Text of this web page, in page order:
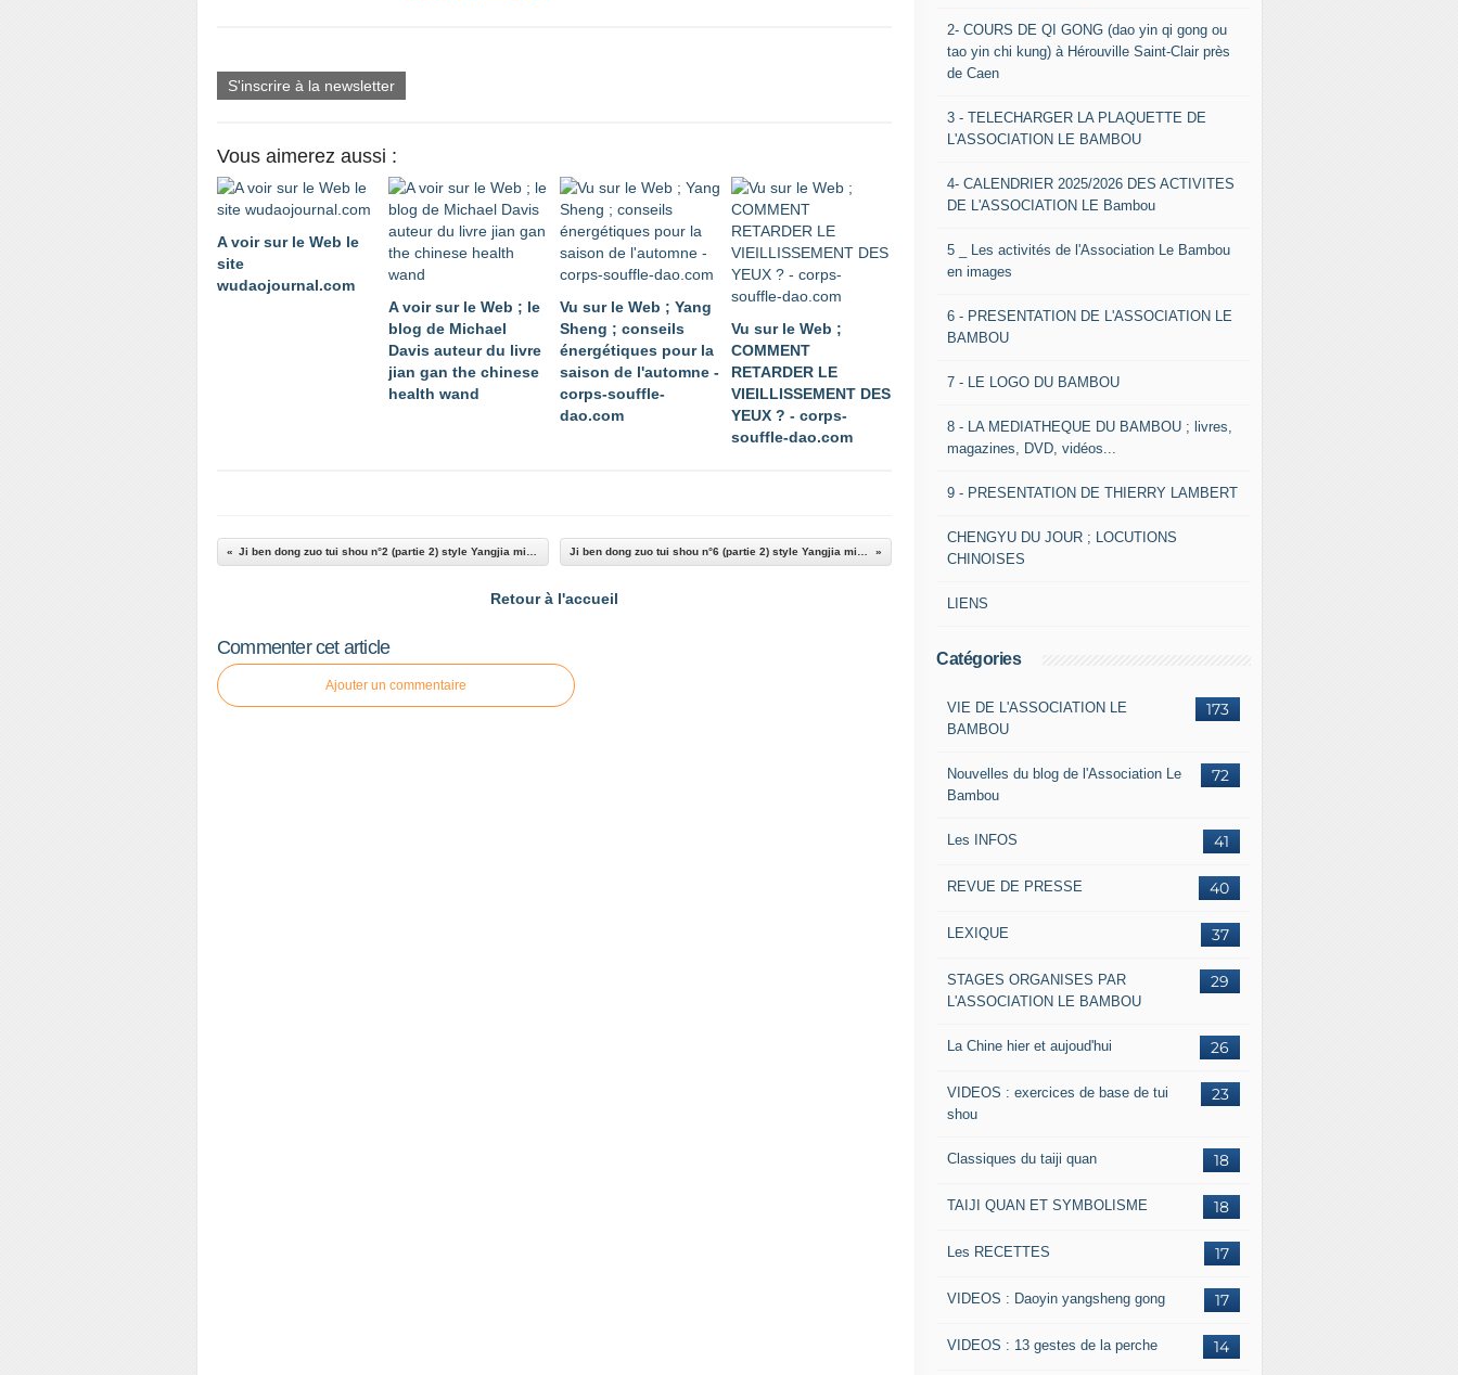
S'inscrire à la newsletter
Vous aimerez aussi :
A voir sur le Web le
site
wudaojournal.com
A voir sur le Web ; le
blog de Michael
Davis auteur du livre
jian gan the chinese
health wand
Vu sur le Web ; Yang
Sheng ; conseils
énergétiques pour la
saison de l'automne -
corps-souffle-
dao.com
Vu sur le Web ;
COMMENT
RETARDER LE
VIEILLISSEMENT DES
YEUX ? - corps-
souffle-dao.com
Retour à l'accueil
Commenter cet article
Ajouter un commentaire
2- COURS DE QI GONG (dao yin qi gong ou
tao yin chi kung) à Hérouville Saint-Clair près
de Caen
3 - TELECHARGER LA PLAQUETTE DE
L'ASSOCIATION LE BAMBOU
4- CALENDRIER 2025/2026 DES ACTIVITES
DE L'ASSOCIATION LE Bambou
5 _ Les activités de l'Association Le Bambou
en images
6 - PRESENTATION DE L'ASSOCIATION LE
BAMBOU
7 - LE LOGO DU BAMBOU
8 - LA MEDIATHEQUE DU BAMBOU ; livres,
magazines, DVD, vidéos...
9 - PRESENTATION DE THIERRY LAMBERT
CHENGYU DU JOUR ; LOCUTIONS
CHINOISES
LIENS
Catégories
173
VIE DE L'ASSOCIATION LE
BAMBOU
72
Nouvelles du blog de l'Association Le
Bambou
41
Les INFOS
40
REVUE DE PRESSE
37
LEXIQUE
29
STAGES ORGANISES PAR
L'ASSOCIATION LE BAMBOU
26
La Chine hier et aujoud'hui
23
VIDEOS : exercices de base de tui
shou
18
Classiques du taiji quan
18
TAIJI QUAN ET SYMBOLISME
17
Les RECETTES
17
VIDEOS : Daoyin yangsheng gong
14
VIDEOS : 13 gestes de la perche